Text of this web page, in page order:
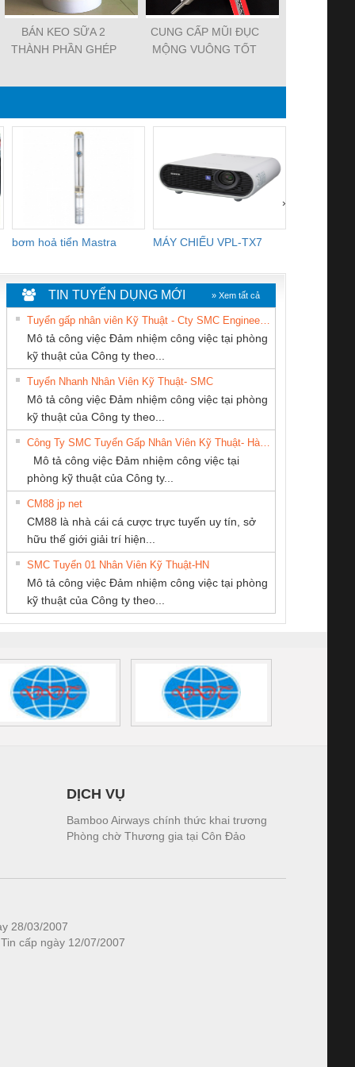
BÁN KEO SỮA 2
THÀNH PHẦN GHÉP
NHẤT TẠI QUẬN 12
CUNG CẤP MŨI ĐỤC
MỘNG VUÔNG TỐT
DƯƠNG
bơm hoả tiển Mastra MÁY CHIẾU VPL-TX7
›
An Toàn
Contact
– PSR-
SCP-
FSP/2X1/1X2
sát chuỗi
tấm pin
16I+
(2502520000)
Bộ giám sát chuỗi
tấm pin
TRANSCLINIC 16I+
1K5 L (2433950000)
Bộ giám sát dòng
TRANSCLINIC 16I+
(2008130000)
Bộ chỉnh lưu nguồn
điện TRANSCLINIC
BKE 1K5.4
(7791400879)2. Giá
Nẹp nhôm chống
trơn Đà Nẵng
TNHH TM QC
Miền
Công ty TNHH
Thương Mại SX
Ba Miền
Tan Dong Cang
TY TNHH
DOANH
VỤ XNK
NAM
THƯƠNG MẠI
THIÊN ÂN VIỆT
NAM
TM-DV DAI DONG
TIN TUYỂN DỤNG MỚI » Xem tất cả
Mô tả công việc Đảm nhiệm công việc tại phòng
kỹ thuật của Công ty theo...
Tuyển Nhanh Nhân Viên Kỹ Thuật- SMC
Mô tả công việc Đảm nhiệm công việc tại phòng
kỹ thuật của Công ty theo...
Mô tả công việc Đảm nhiệm công việc tại
phòng kỹ thuật của Công ty...
CM88 jp net
CM88 là nhà cái cá cược trực tuyến uy tín, sở
hữu thế giới giải trí hiện...
SMC Tuyển 01 Nhân Viên Kỹ Thuật-HN
Mô tả công việc Đảm nhiệm công việc tại phòng
kỹ thuật của Công ty theo...
DỊCH VỤ
Bamboo Airways chính thức khai trương
Phòng chờ Thương gia tại Côn Đảo
28/03/2007
cấp ngày 12/07/2007